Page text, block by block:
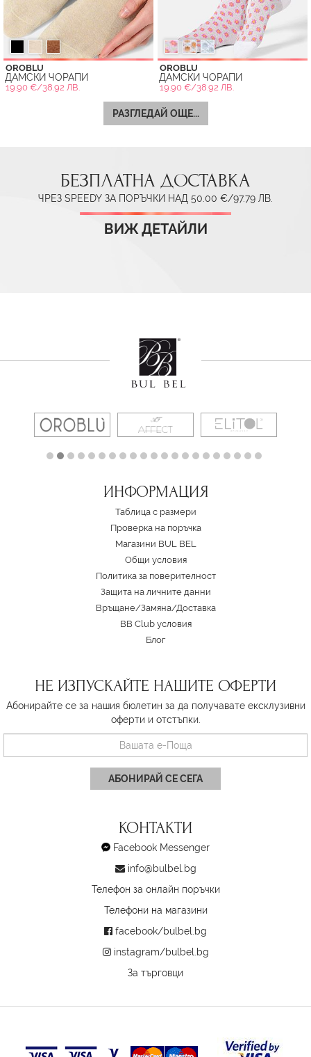
OROBLU
ДАМСКИ ЧОРАПИ
19.90 €/38.92 ЛВ.
OROBLU
ДАМСКИ ЧОРАПИ
19.90 €/38.92 ЛВ.
РАЗГЛЕДАЙ ОЩЕ...
БЕЗПЛАТНА ДОСТАВКА
ЧРЕЗ SPEEDY ЗА ПОРЪЧКИ НАД 50.00 €/97.79 ЛВ.
ВИЖ ДЕТАЙЛИ
ИНФОРМАЦИЯ
Таблица с размери
Проверка на поръчка
Магазини BUL BEL
Oбщи условия
Политика за поверителност
Защита на личните данни
Връщане/Замяна/Доставка
BB Club условия
Блог
НЕ ИЗПУСКАЙТЕ НАШИТЕ ОФЕРТИ
Абонирайте се за нашия бюлетин за да получавате ексклузивни
оферти и отстъпки.
АБОНИРАЙ СЕ СЕГА
КОНТАКТИ
Facebook Messenger
info@bulbel.bg
Телефон за онлайн поръчки
Телефони на магазини
facebook/bulbel.bg
instagram/bulbel.bg
За търговци